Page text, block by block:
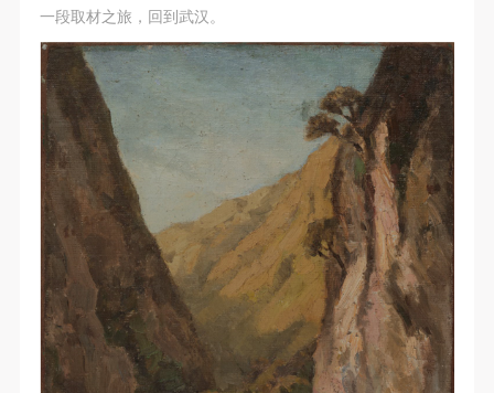
一段取材之旅，回到武汉。